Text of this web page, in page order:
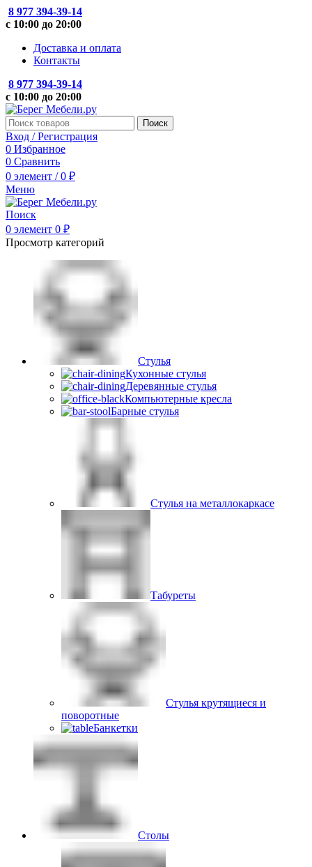
8 977 394-39-14
с 10:00 до 20:00
Доставка и оплата
Контакты
8 977 394-39-14
с 10:00 до 20:00
Поиск
Вход / Регистрация
0 Избранное
0 Сравнить
0 элемент / 0 ₽
Меню
Поиск
0 элемент 0 ₽
Просмотр категорий
Стулья
Кухонные стулья
Деревянные стулья
Компьютерные кресла
Барные стулья
Стулья на металлокаркасе
Табуреты
Стулья крутящиеся и
поворотные
Банкетки
Столы